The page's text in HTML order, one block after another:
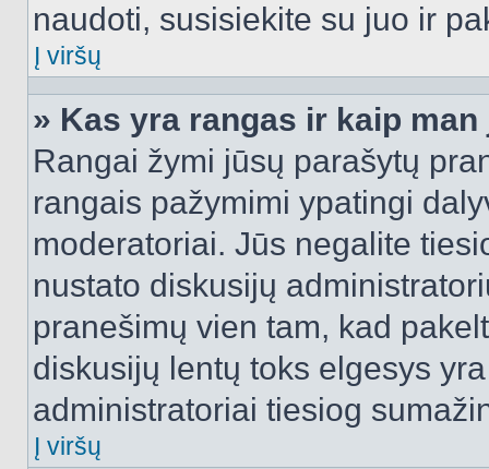
naudoti, susisiekite su juo ir
Į viršų
» Kas yra rangas ir kaip
Rangai žymi jūsų parašytų
rangais pažymimi ypatingi
moderatoriai. Jūs negalite
nustato diskusijų
pranešimų vien tam, kad
diskusijų lentų toks elgesys
administratoriai tiesiog
Į viršų